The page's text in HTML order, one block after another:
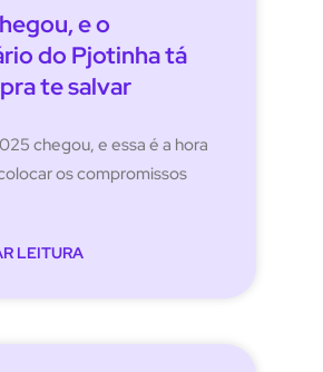
e o
do Pjotinha tá
te salvar
chegou, e essa é a hora
os compromissos
LEITURA